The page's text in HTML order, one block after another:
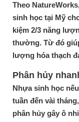
Theo
sinh học tại Mỹ
kiệm 2/3 năng
thường. Từ đó
lượng hóa thạch
Phân hủy
Nhựa sinh học
tuần đến vài
phân hủy gây ô